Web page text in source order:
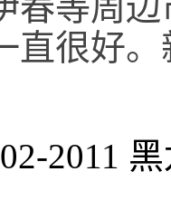
直很好
2011